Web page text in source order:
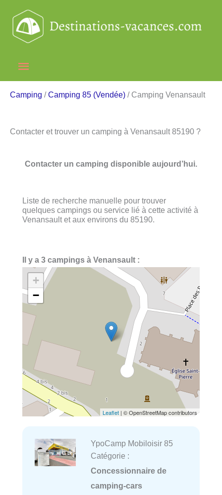
contenu
Menu
principal
Camping /Camping 85 (Vendée) / Camping Venansault
Contacter et trouver un camping à Venansault 85190 ?
Contacter un camping disponible aujourd’hui.
Liste de recherche manuelle pour trouver
quelques campings ou service lié à cette activité à
Venansault et aux environs du 85190.
Il y a 3 campings à Venansault :
+
−
Leaflet | © OpenStreetMap contributors
YpoCamp Mobiloisir 85
Catégorie :
Concessionnaire de
camping-cars